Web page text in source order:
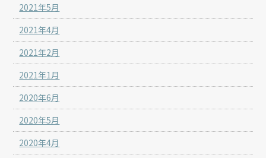
2021年5月
2021年4月
2021年2月
2021年1月
2020年6月
2020年5月
2020年4月